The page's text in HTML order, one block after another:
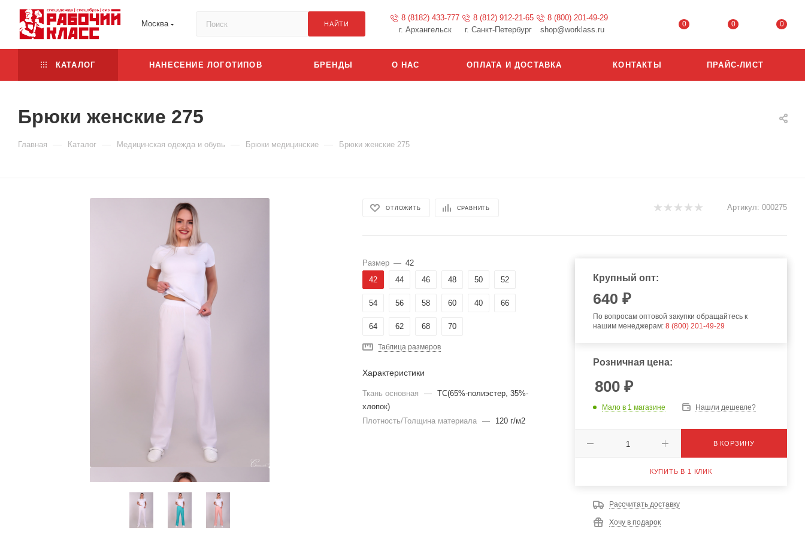
Москва НАЙТИ
8 (8182) 433-777
г. Архангельск
8 (812) 912-21-65
г. Санкт-Петербург
8 (800) 201-49-29
shop@worklass.ru
0 0 0
КАТАЛОГ НАНЕСЕНИЕ ЛОГОТИПОВ БРЕНДЫ О НАС ОПЛАТА И ДОСТАВКА КОНТАКТЫ ПРАЙС-ЛИСТ
Брюки женские 275
Главная — Каталог — Медицинская одежда и обувь — Брюки медицинские — Брюки женские 275
ОТЛОЖИТЬ СРАВНИТЬ Артикул: 000275
Размер — 42
42
44 46 48 50 52
54 56 58 60 40 66
64 62 68 70
Таблица размеров
Характеристики
Ткань основная —
TC(65%-полиэстер, 35%-
хлопок)
Плотность/Толщина материала
— 120 г/м2
Крупный опт:
640 ₽
По вопросам оптовой закупки обращайтесь к
нашим менеджерам: 8 (800) 201-49-29
Розничная цена:
800₽
Мало в 1 магазине Нашли дешевле?
В КОРЗИНУ
КУПИТЬ В 1 КЛИК
Рассчитать доставку
Хочу в подарок